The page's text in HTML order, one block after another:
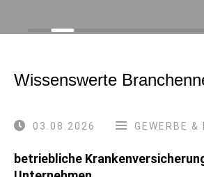
Wissenswerte
03.08.2026 GEWERBE &
betriebliche